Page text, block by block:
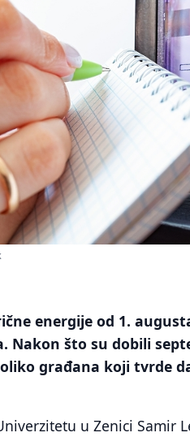
energije od 1.
Nakon što su dobili
građana koji tvrde
u Zenici Samir